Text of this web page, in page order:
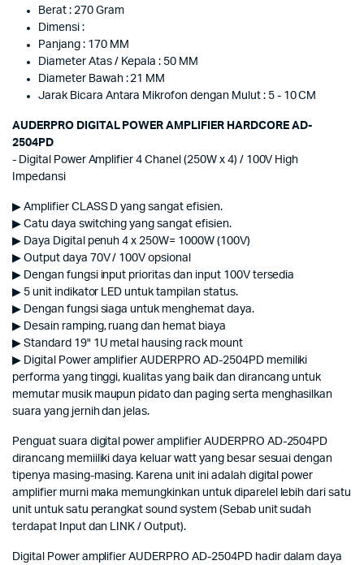
Berat : 270 Gram
Dimensi :
Panjang : 170 MM
Diameter Atas / Kepala : 50 MM
Diameter Bawah : 21 MM
Jarak Bicara Antara Mikrofon dengan Mulut : 5 - 10 CM
AUDERPRO DIGITAL POWER AMPLIFIER HARDCORE AD-
2504PD
- Digital Power Amplifier 4 Chanel (250W x 4) / 100V High
Impedansi
▶ Amplifier CLASS D yang sangat efisien.
▶ Catu daya switching yang sangat efisien.
▶ Daya Digital penuh 4 x 250W= 1000W (100V)
▶ Output daya 70V / 100V opsional
▶ Dengan fungsi input prioritas dan input 100V tersedia
▶ 5 unit indikator LED untuk tampilan status.
▶ Dengan fungsi siaga untuk menghemat daya.
▶ Desain ramping, ruang dan hemat biaya
▶ Standard 19" 1U metal hausing rack mount
▶ Digital Power amplifier AUDERPRO AD-2504PD memiliki
performa yang tinggi, kualitas yang baik dan dirancang untuk
memutar musik maupun pidato dan paging serta menghasilkan
suara yang jernih dan jelas.
Penguat suara digital power amplifier AUDERPRO AD-2504PD
dirancang memiiliki daya keluar watt yang besar sesuai dengan
tipenya masing-masing. Karena unit ini adalah digital power
amplifier murni maka memungkinkan untuk diparelel lebih dari satu
unit untuk satu perangkat sound system (Sebab unit sudah
terdapat Input dan LINK / Output).
Digital Power amplifier AUDERPRO AD-2504PD hadir dalam daya